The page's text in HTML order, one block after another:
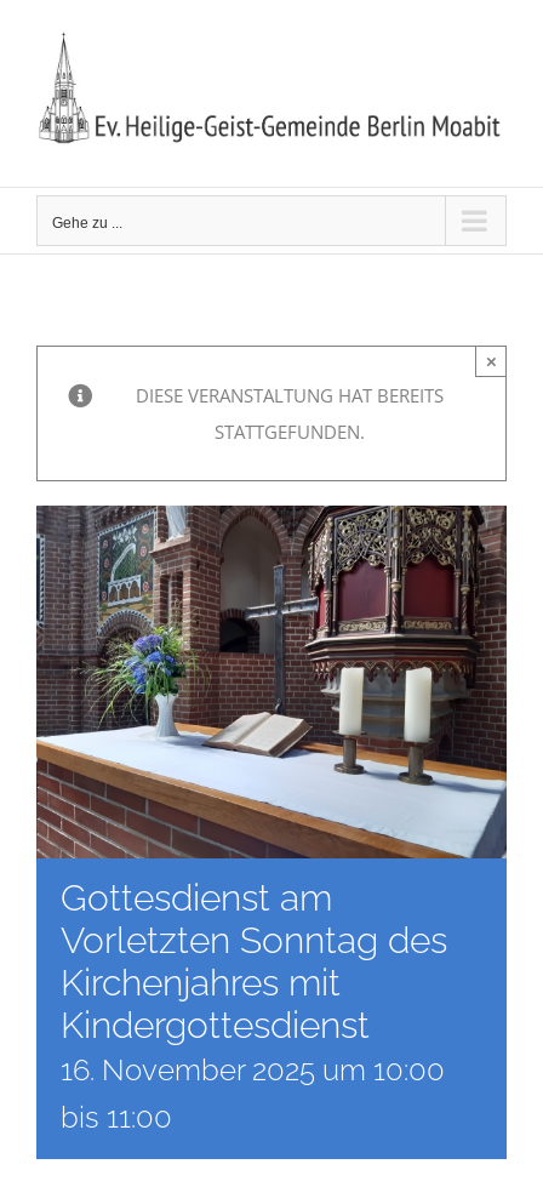
springen
Gehe zu ...
DIESE VERANSTALTUNG HAT BEREITS
STATTGEFUNDEN.
×
Gottesdienst am
Vorletzten Sonntag des
Kirchenjahres mit
Kindergottesdienst
16. November 2025 um 10:00
bis 11:00